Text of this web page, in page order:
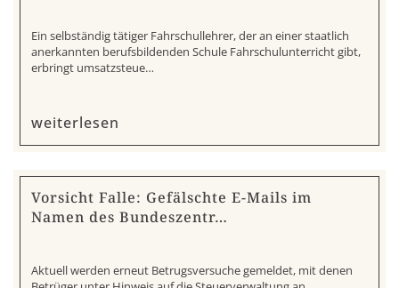
Ein selbständig tätiger Fahrschullehrer, der an einer staatlich
anerkannten berufsbildenden Schule Fahrschulunterricht gibt,
erbringt umsatzsteue…
weiterlesen
Vorsicht Falle: Gefälschte E-Mails im
Namen des Bundeszentr…
Aktuell werden erneut Betrugsversuche gemeldet, mit denen